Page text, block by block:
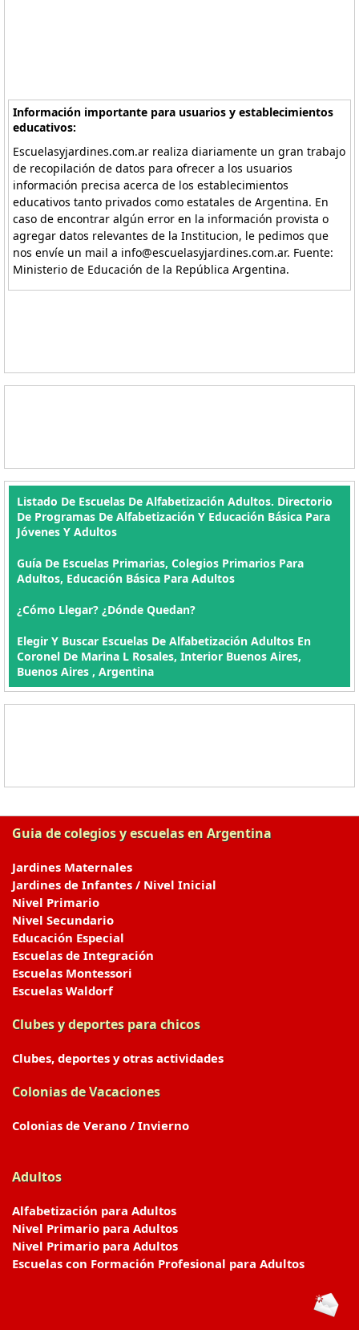
Información importante para usuarios y establecimientos
educativos:
Escuelasyjardines.com.ar realiza diariamente un gran trabajo
de recopilación de datos para ofrecer a los usuarios
información precisa acerca de los establecimientos
educativos tanto privados como estatales de Argentina. En
caso de encontrar algún error en la información provista o
agregar datos relevantes de la Institucion, le pedimos que
nos envíe un mail a info@escuelasyjardines.com.ar. Fuente:
Ministerio de Educación de la República Argentina.
Listado De Escuelas De Alfabetización Adultos. Directorio
De Programas De Alfabetización Y Educación Básica Para
Jóvenes Y Adultos
Guía De Escuelas Primarias, Colegios Primarios Para
Adultos, Educación Básica Para Adultos
¿Cómo Llegar? ¿Dónde Quedan?
Elegir Y Buscar Escuelas De Alfabetización Adultos En
Coronel De Marina L Rosales, Interior Buenos Aires,
Buenos Aires , Argentina
Guia de colegios y escuelas en Argentina
Jardines Maternales
Jardines de Infantes / Nivel Inicial
Nivel Primario
Nivel Secundario
Educación Especial
Escuelas de Integración
Escuelas Montessori
Escuelas Waldorf
Clubes y deportes para chicos
Clubes, deportes y otras actividades
Colonias de Vacaciones
Colonias de Verano / Invierno
Adultos
Alfabetización para Adultos
Nivel Primario para Adultos
Nivel Primario para Adultos
Escuelas con Formación Profesional para Adultos